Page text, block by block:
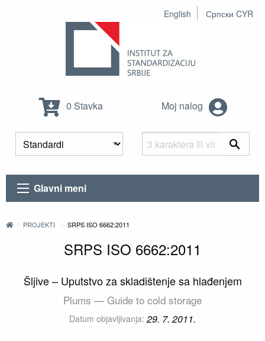
English Српски CYR
0 Stavka Moj nalog
Glavni meni
PROJEKTI SRPS ISO 6662:2011
SRPS ISO 6662:2011
Šljive – Uputstvo za skladištenje sa hlađenjem
Plums — Guide to cold storage
Datum objavljivanja: 29. 7. 2011.